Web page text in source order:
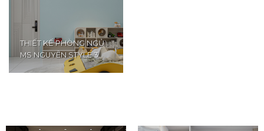
THIẾT KẾ PHÒNG NGỦ
MS NGUYÊN STYLE 3